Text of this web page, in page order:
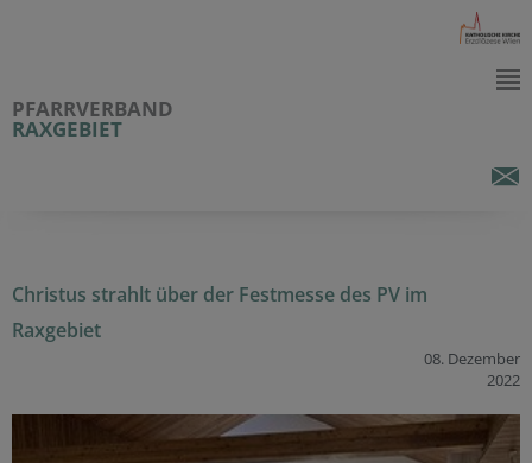
PFARRVERBAND
RAXGEBIET
Christus strahlt über der Festmesse des PV im
Raxgebiet
08. Dezember
2022